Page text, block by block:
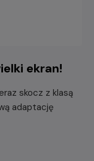
ekran!
skocz z klasą
adaptację